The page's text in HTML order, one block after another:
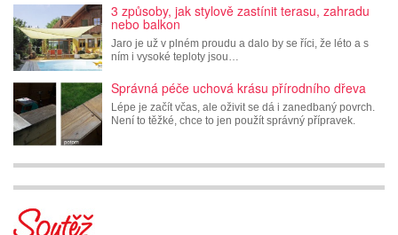
3 způsoby, jak stylově zastínit terasu, zahradu
nebo balkon
Jaro je už v plném proudu a dalo by se říci, že léto a s
ním i vysoké teploty jsou…
Správná péče uchová krásu přírodního dřeva
Lépe je začít včas, ale oživit se dá i zanedbaný povrch.
Není to těžké, chce to jen použít správný přípravek.